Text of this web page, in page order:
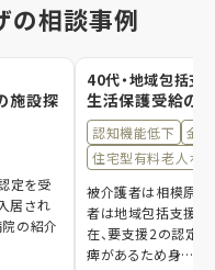
の相談事例
施設探
定を受
居され
院の紹介
40代・地域包括支
生活保護受給の
認知機能低下
金
住宅型有料老人ホ
被介護者は相模原市
者は地域包括支援セ
在、要支援2の認定
痺があるため身…